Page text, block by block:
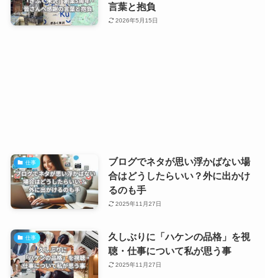
言葉と抱負
2026年5月15日
仕事
ブログでネタが思い浮かばない場
合はどうしたらいい？外に出かけ
るのも手
2025年11月27日
仕事
久しぶりに「ハケンの品格」を視
聴・仕事について私が思う事
2025年11月27日